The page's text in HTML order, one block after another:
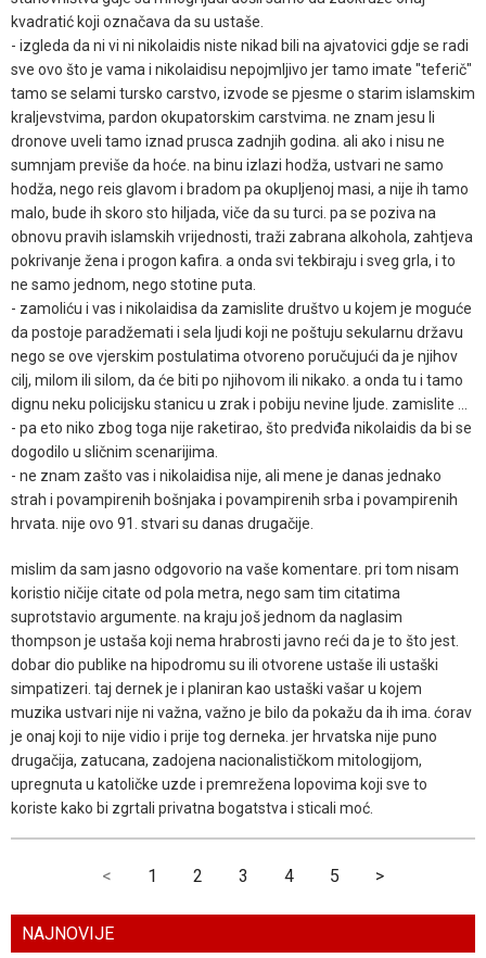
kvadratić koji označava da su ustaše.
- izgleda da ni vi ni nikolaidis niste nikad bili na ajvatovici gdje se radi
sve ovo što je vama i nikolaidisu nepojmljivo jer tamo imate "teferič"
tamo se selami tursko carstvo, izvode se pjesme o starim islamskim
kraljevstvima, pardon okupatorskim carstvima. ne znam jesu li
dronove uveli tamo iznad prusca zadnjih godina. ali ako i nisu ne
sumnjam previše da hoće. na binu izlazi hodža, ustvari ne samo
hodža, nego reis glavom i bradom pa okupljenoj masi, a nije ih tamo
malo, bude ih skoro sto hiljada, viče da su turci. pa se poziva na
obnovu pravih islamskih vrijednosti, traži zabrana alkohola, zahtjeva
pokrivanje žena i progon kafira. a onda svi tekbiraju i sveg grla, i to
ne samo jednom, nego stotine puta.
- zamoliću i vas i nikolaidisa da zamislite društvo u kojem je moguće
da postoje paradžemati i sela ljudi koji ne poštuju sekularnu državu
nego se ove vjerskim postulatima otvoreno poručujući da je njihov
cilj, milom ili silom, da će biti po njihovom ili nikako. a onda tu i tamo
dignu neku policijsku stanicu u zrak i pobiju nevine ljude. zamislite ...
- pa eto niko zbog toga nije raketirao, što predviđa nikolaidis da bi se
dogodilo u sličnim scenarijima.
- ne znam zašto vas i nikolaidisa nije, ali mene je danas jednako
strah i povampirenih bošnjaka i povampirenih srba i povampirenih
hrvata. nije ovo 91. stvari su danas drugačije.
mislim da sam jasno odgovorio na vaše komentare. pri tom nisam
koristio ničije citate od pola metra, nego sam tim citatima
suprotstavio argumente. na kraju još jednom da naglasim
thompson je ustaša koji nema hrabrosti javno reći da je to što jest.
dobar dio publike na hipodromu su ili otvorene ustaše ili ustaški
simpatizeri. taj dernek je i planiran kao ustaški vašar u kojem
muzika ustvari nije ni važna, važno je bilo da pokažu da ih ima. ćorav
je onaj koji to nije vidio i prije tog derneka. jer hrvatska nije puno
drugačija, zatucana, zadojena nacionalističkom mitologijom,
upregnuta u katoličke uzde i premrežena lopovima koji sve to
koriste kako bi zgrtali privatna bogatstva i sticali moć.
< 1 2 3 4 5 >
NAJNOVIJE